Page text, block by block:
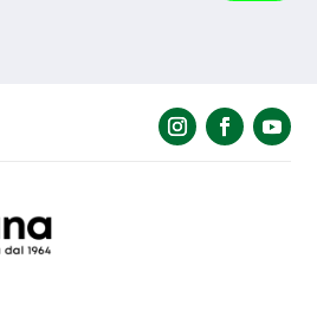
con successo.
è stata inviata, la
di riprovare.